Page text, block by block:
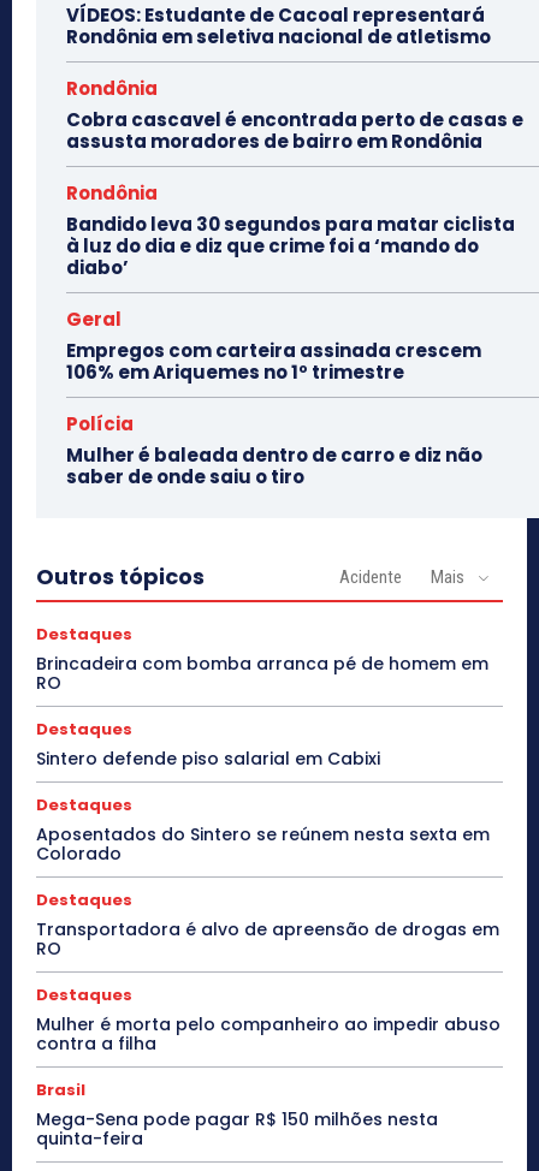
VÍDEOS: Estudante de Cacoal representará
Rondônia em seletiva nacional de atletismo
Rondônia
Cobra cascavel é encontrada perto de casas e
assusta moradores de bairro em Rondônia
Rondônia
Bandido leva 30 segundos para matar ciclista
à luz do dia e diz que crime foi a ‘mando do
diabo’
Geral
Empregos com carteira assinada crescem
106% em Ariquemes no 1º trimestre
Polícia
Mulher é baleada dentro de carro e diz não
saber de onde saiu o tiro
Outros tópicos Acidente Mais
Destaques
Brincadeira com bomba arranca pé de homem em
RO
Destaques
Sintero defende piso salarial em Cabixi
Destaques
Aposentados do Sintero se reúnem nesta sexta em
Colorado
Destaques
Transportadora é alvo de apreensão de drogas em
RO
Destaques
Mulher é morta pelo companheiro ao impedir abuso
contra a filha
Brasil
Mega-Sena pode pagar R$ 150 milhões nesta
quinta-feira